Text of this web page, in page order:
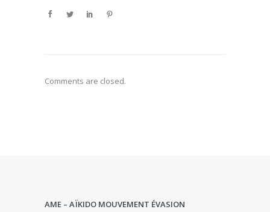
Comments are closed.
AME – AÏKIDO MOUVEMENT ÉVASION